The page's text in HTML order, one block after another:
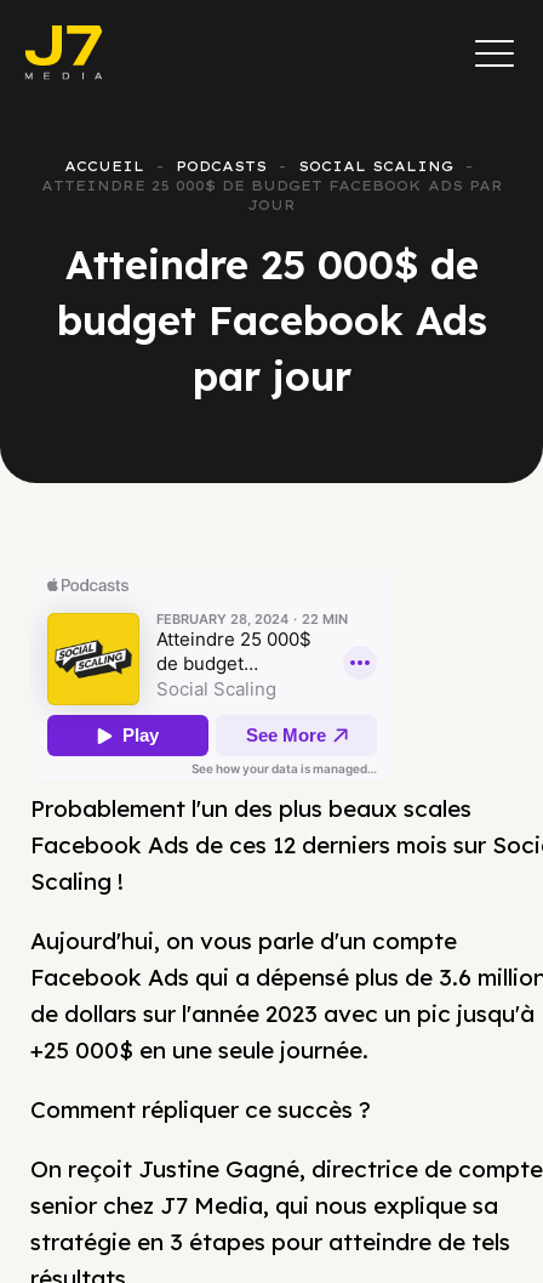
ACCUEIL PODCASTS
SOCIAL SCALING
ATTEINDRE 25 000$ DE BUDGET FACEBOOK ADS PAR
JOUR
Atteindre 25 000$ de
budget Facebook Ads
par jour
Probablement l'un des plus beaux scales
Facebook Ads de ces 12 derniers mois sur
Scaling !
Aujourd'hui, on vous parle d'un compte
Facebook Ads qui a dépensé plus de 3.6
de dollars sur l'année 2023 avec un pic jusqu'à
+25 000$ en une seule journée.
Comment répliquer ce succès ?
On reçoit Justine Gagné, directrice de
senior chez J7 Media, qui nous explique sa
stratégie en 3 étapes pour atteindre de tels